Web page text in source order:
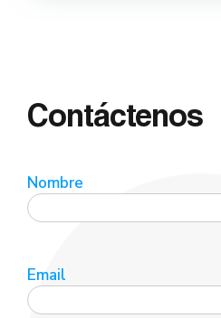
Contáctenos
Nombre
Email